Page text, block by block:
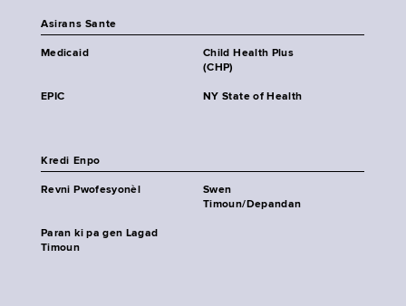
Asirans Sante
Medicaid
Child Health Plus
(CHP)
EPIC NY State of Health
Kredi Enpo
Revni Pwofesyonèl
Swen
Timoun/Depandan
Paran ki pa gen Lagad
Timoun